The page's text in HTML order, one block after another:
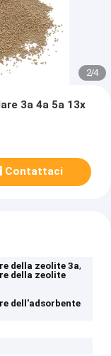
2/4
3a 4a 5a 13x
Contattaci
della zeolite 3a,
della zeolite
dell'adsorbente